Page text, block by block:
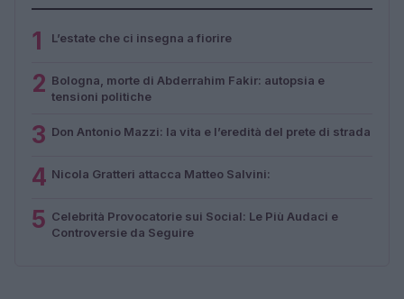
1 L’estate che ci insegna a fiorire
2 Bologna, morte di Abderrahim Fakir: autopsia e
tensioni politiche
3 Don Antonio Mazzi: la vita e l’eredità del prete di strada
4 Nicola Gratteri attacca Matteo Salvini:
5 Celebrità Provocatorie sui Social: Le Più Audaci e
Controversie da Seguire